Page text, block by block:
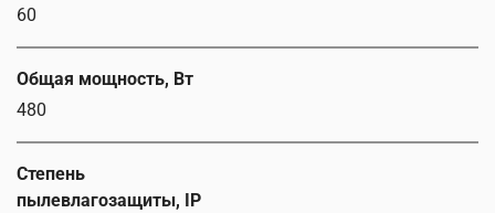
60
Общая мощность, Вт
480
Степень
пылевлагозащиты, IP